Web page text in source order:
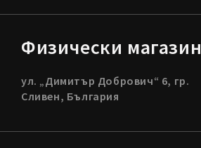
Физически магазин
ул. „Димитър Добрович“ 6, гр.
Сливен, България